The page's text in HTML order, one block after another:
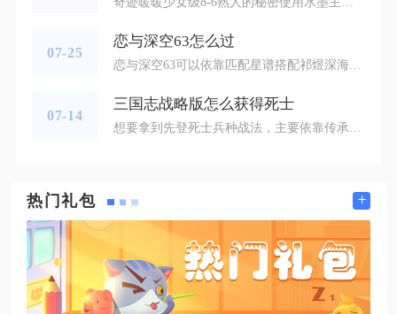
07-25
恋与深空63怎么过
07-14
三国志战略版怎么获得死士
热门礼包 +